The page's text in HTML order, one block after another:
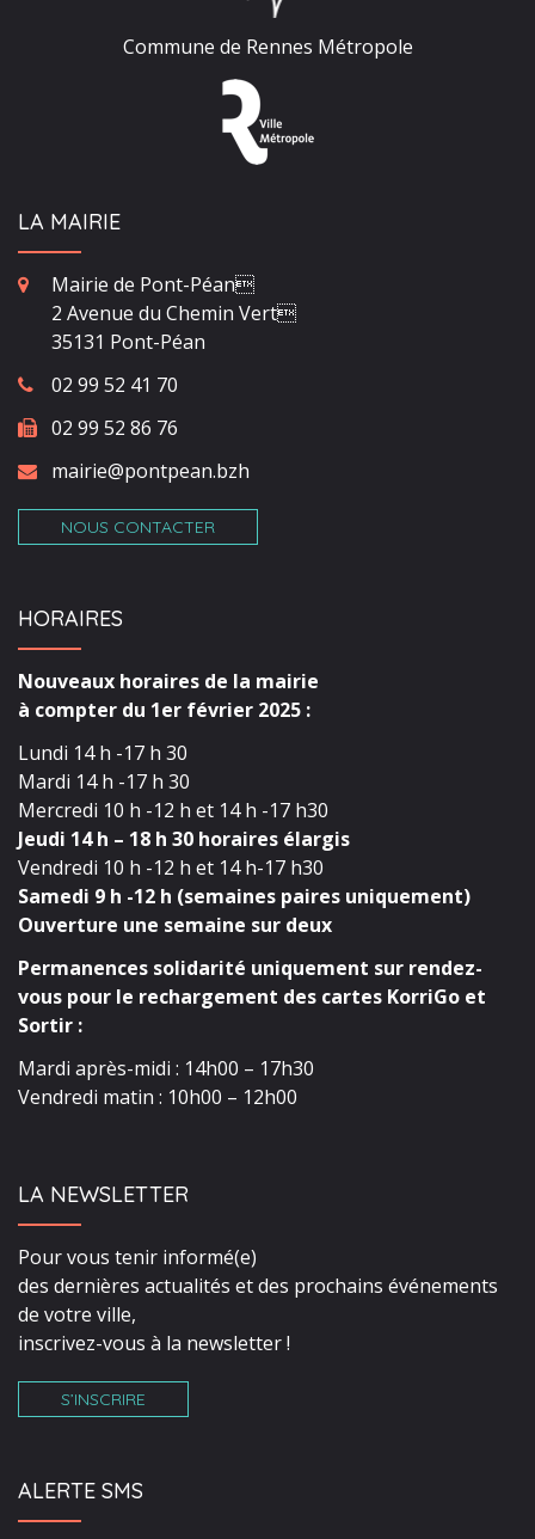
Commune de Rennes Métropole
LA MAIRIE
Mairie de Pont-Péan
2 Avenue du Chemin Vert
35131 Pont-Péan
02 99 52 41 70
02 99 52 86 76
mairie@pontpean.bzh
NOUS CONTACTER
HORAIRES
Nouveaux horaires de la mairie
à compter du 1er février 2025 :
Lundi 14 h -17 h 30
Mardi 14 h -17 h 30
Mercredi 10 h -12 h et 14 h -17 h30
Jeudi 14 h – 18 h 30 horaires élargis
Vendredi 10 h -12 h et 14 h-17 h30
Samedi 9 h -12 h (semaines paires uniquement)
Ouverture une semaine sur deux
Permanences solidarité uniquement sur rendez-
vous pour le rechargement des cartes KorriGo et
Sortir :
Mardi après-midi : 14h00 – 17h30
Vendredi matin : 10h00 – 12h00
LA NEWSLETTER
Pour vous tenir informé(e)
des dernières actualités et des prochains événements
de votre ville,
inscrivez-vous à la newsletter !
S’INSCRIRE
ALERTE SMS